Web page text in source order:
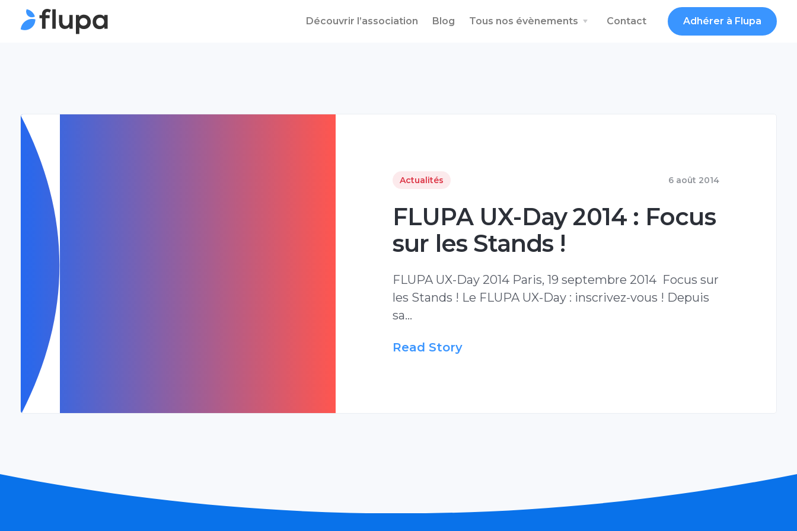
Adhérer à Flupa
Découvrir l’association Blog Tous nos évènements Contact
Actualités 6 août 2014
FLUPA UX-Day 2014 : Focus
sur les Stands !
FLUPA UX-Day 2014 Paris, 19 septembre 2014 Focus sur
les Stands ! Le FLUPA UX-Day : inscrivez-vous ! Depuis
sa…
Read Story